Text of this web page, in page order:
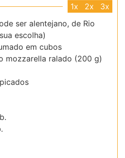
1x 2x
3x
ser alentejano, de Rio
escolha)
em cubos
mozzarella ralado (200 g)